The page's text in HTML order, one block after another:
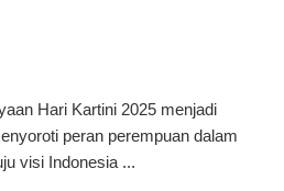
Hari Kartini 2025 menjadi
peran perempuan dalam
visi Indonesia ...